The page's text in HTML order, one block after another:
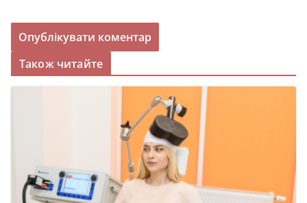
Також читайте